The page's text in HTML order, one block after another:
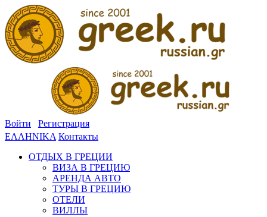
Войти
Регистрация
ΕΛΛΗΝΙΚΑ Контакты
ОТДЫХ В ГРЕЦИИ
ВИЗА В ГРЕЦИЮ
АРЕНДА АВТО
ТУРЫ В ГРЕЦИЮ
ОТЕЛИ
ВИЛЛЫ